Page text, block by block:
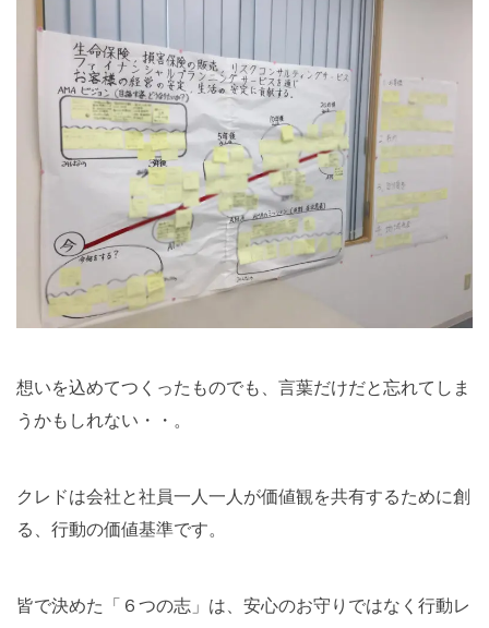
想いを込めてつくったものでも、言葉だけだと忘れてしま
うかもしれない・・。
クレドは会社と社員一人一人が価値観を共有するために創
る、行動の価値基準です。
皆で決めた「６つの志」は、安心のお守りではなく行動レ